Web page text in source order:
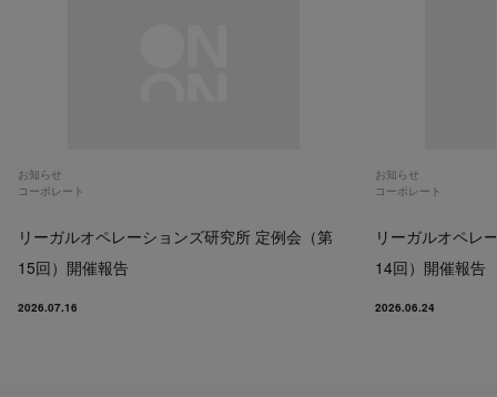
お知らせ
コーポレート
リーガルオペレーションズ研究所 定例会（第
15回）開催報告
2026.07.16
お知らせ
コーポレート
リーガルオペレ
14回）開催報告
2026.06.24